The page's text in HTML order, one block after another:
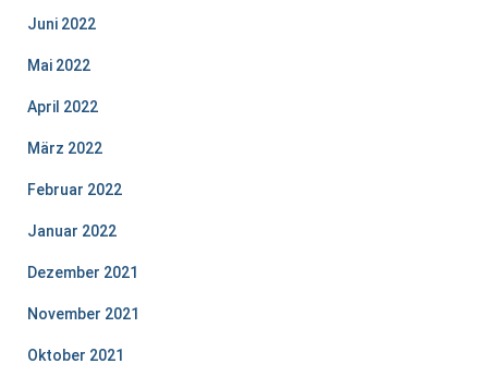
Juni 2022
Mai 2022
April 2022
März 2022
Februar 2022
Januar 2022
Dezember 2021
November 2021
Oktober 2021